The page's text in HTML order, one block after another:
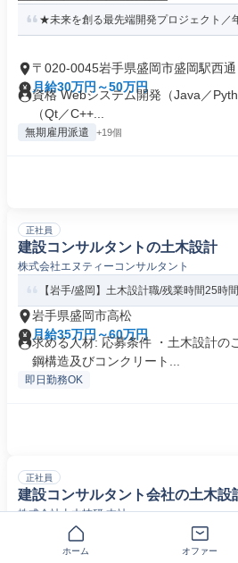
★未来を創る最先端開発プロジェクト／
〒020-0045岩手県盛岡市盛岡駅西通
月給30万円～50万円
資格 Webシステム開発（Java／
（Qt／C++...
無期雇用派遣 +19個
正社員
建設コンサルタントの土木設計
株式会社エヌティーコンサルタント
【岩手/盛岡】土木設計職/残業時間25時
岩手県盛岡市高松
月給35万円～60万円
求める人材: 応募条件 ・土木設計の
鋼構造及びコンクリート...
即日勤務OK
正社員
建設コンサルタント会社の土木設
株式会社土木技研 本社
【ハイクラス/即戦力:技術士/鋼構造及び
防、農業土木、道路、土質】★...
ホーム オファー